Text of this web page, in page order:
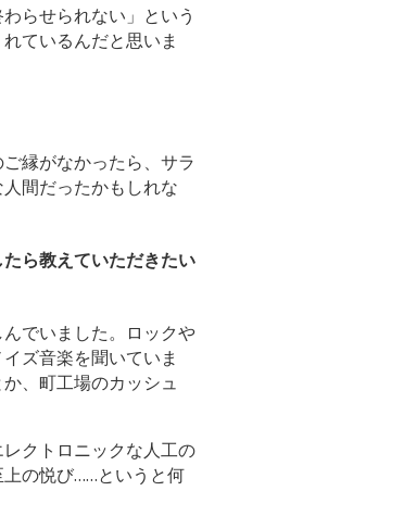
らせられない」という
ているんだと思いま
縁がなかったら、サラ
間だったかもしれな
ら教えていただきたい
でいました。ロックや
ズ音楽を聞いていま
、町工場のカッシュ
クトロニックな人工の
上の悦び……というと何